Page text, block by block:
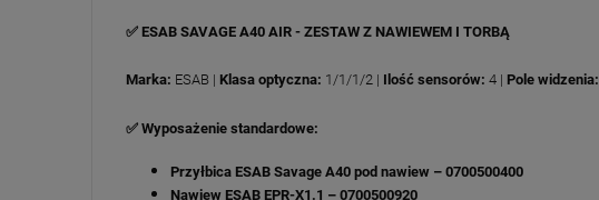
✅ ESAB SAVAGE A40 AIR - ZESTAW Z NAWIEWEM I TORBĄ
Marka: ESAB | Klasa optyczna: 1/1/1/2 | Ilość sensorów: 4 | Pole widzenia:
✅ Wyposażenie standardowe:
Przyłbica ESAB Savage A40 pod nawiew – 0700500400
Nawiew ESAB EPR-X1.1 – 0700500920